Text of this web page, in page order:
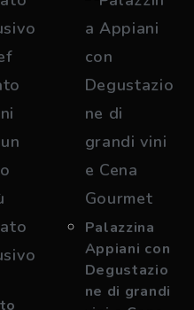
Palazzina
Appiani con
Degustazio
ne di grandi